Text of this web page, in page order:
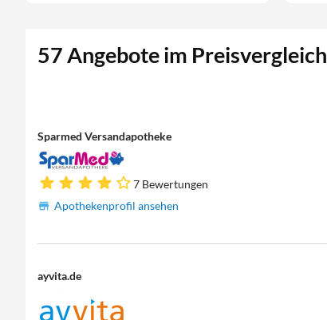
57 Angebote im Preisvergleich
Sparmed Versandapotheke
7 Bewertungen
Apothekenprofil ansehen
ayvita.de